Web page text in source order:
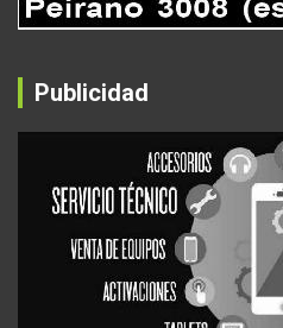
Publicidad